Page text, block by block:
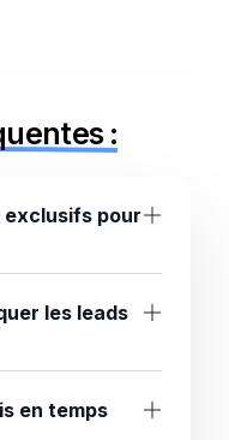
:
exclusifs pour
les leads
en temps